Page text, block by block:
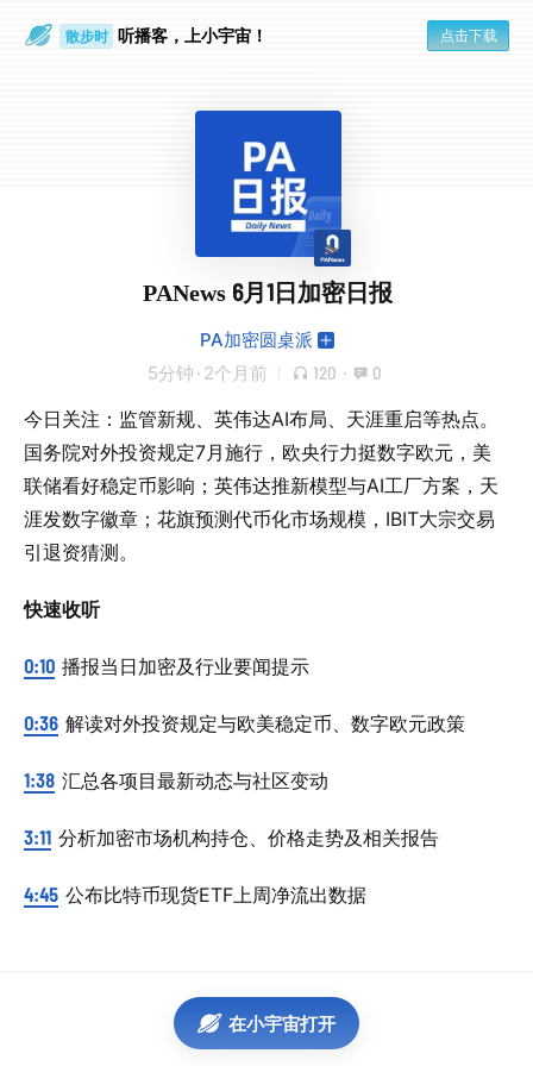
散步时 听播客，上小宇宙！ 点击下载
PANews 6月1日加密日报
PA加密圆桌派
5分钟 · 2个月前 120 · 0
今日关注：监管新规、英伟达AI布局、天涯重启等热点。
国务院对外投资规定7月施行，欧央行力挺数字欧元，美
联储看好稳定币影响；英伟达推新模型与AI工厂方案，天
涯发数字徽章；花旗预测代币化市场规模，IBIT大宗交易
引退资猜测。
快速收听
0:10 播报当日加密及行业要闻提示
0:36 解读对外投资规定与欧美稳定币、数字欧元政策
1:38 汇总各项目最新动态与社区变动
3:11 分析加密市场机构持仓、价格走势及相关报告
4:45 公布比特币现货ETF上周净流出数据
在小宇宙打开